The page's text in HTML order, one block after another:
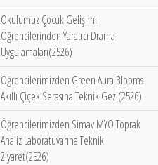
Okulumuz Çocuk Gelişimi
Öğrencilerinden Yaratıcı Drama
Uygulamaları(2526)
Öğrencilerimizden Green Aura Blooms
Akıllı Çiçek Serasına Teknik Gezi(2526)
Öğrencilerimizden Simav MYO Toprak
Analiz Laboratuvarına Teknik
Ziyaret(2526)